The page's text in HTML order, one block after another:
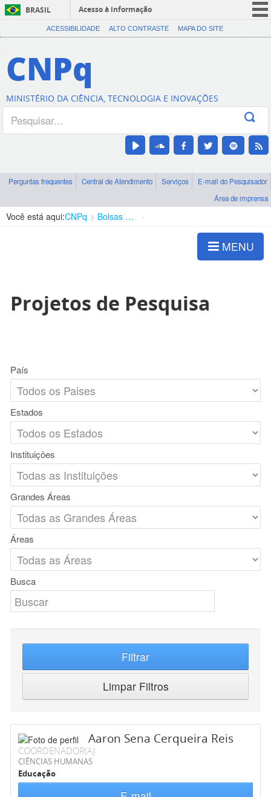
BRASIL
Acesso à informação
CORONAVÍRUS (COVID-19)
Canais
ACESSIBILIDADE ALTO CONTRASTE MAPA DO SITE
CNPq
MINISTÉRIO DA CIÊNCIA, TECNOLOGIA E INOVAÇÕES
Perguntas frequentes Central de Atendimento Serviços
E-mail do Pesquisador
Área de imprensa
Você está aqui:CNPq Bolsas e Auxílios Vigentes
MENU
Projetos de Pesquisa
País
Estados
Instituições
Grandes Áreas
Áreas
Busca
Filtrar
Limpar Filtros
Aaron Sena Cerqueira Reis
COORDENADOR(A)
CIÊNCIAS HUMANAS
Educação